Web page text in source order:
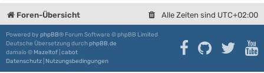
Foren-Übersicht Alle Zeiten sind UTC+02:00
Powered by phpBB® Forum Software © phpBB Limited
Deutsche Übersetzung durchphpBB.de
damaïo © Mazeltof cabot
Datenschutz Nutzungsbedingungen